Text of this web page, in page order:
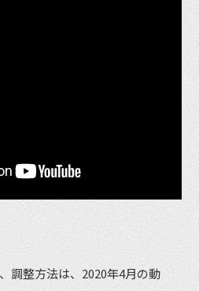
調整方法は、2020年4月の動